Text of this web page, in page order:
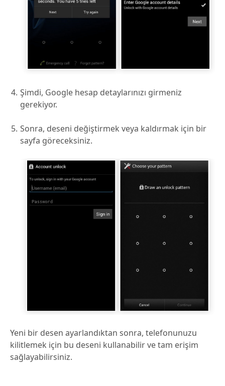
Şimdi, Google hesap detaylarınızı girmeniz
gerekiyor.
Sonra, deseni değiştirmek veya kaldırmak için bir
sayfa göreceksiniz.
Yeni bir desen ayarlandıktan sonra, telefonunuzu
kilitlemek için bu deseni kullanabilir ve tam erişim
sağlayabilirsiniz.